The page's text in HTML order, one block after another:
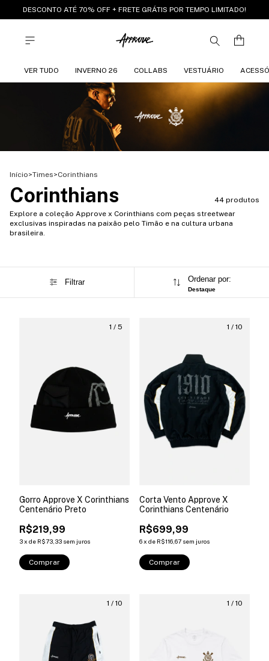
DESCONTO ATÉ 70% OFF + FRETE GRÁTIS POR TEMPO LIMITADO!
VER TUDO INVERNO 26 COLLABS VESTUÁRIO
Início>Times>Corinthians
Corinthians
44 produtos
Explore a coleção Approve x Corinthians com peças streetwear
exclusivas inspiradas na paixão pelo Timão e na cultura urbana
brasileira.
Filtrar Ordenar por:
Destaque
1 / 5
Gorro Approve X Corinthians
Centenário Preto
R$219,99
3x de R$73,33 sem juros
Comprar
1 / 10
Corta Vento Approve X
Corinthians Centenário
R$699,99
6x de R$116,67 sem juros
Comprar
1 / 10 1 / 10